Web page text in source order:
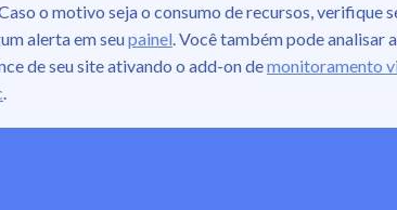
o motivo seja o consumo de recursos, verifique
alerta em seupainel. Você também pode analisar a
de seu site ativando o add-on demonitoramento
.